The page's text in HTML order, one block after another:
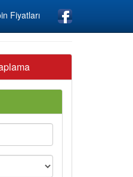
Fiyatları